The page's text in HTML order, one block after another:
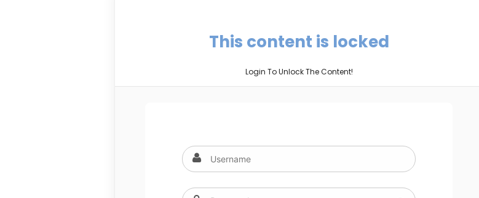
This content is locked
Login To Unlock The Content!